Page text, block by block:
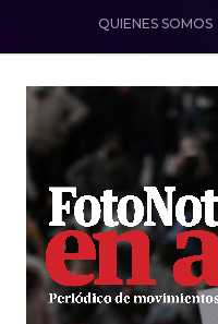
QUIENES SOMOS